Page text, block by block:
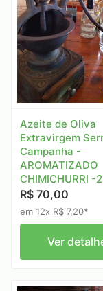
Azeite de Oliva
Extravirgem
Campanha -
AROMATIZADO
CHIMICHURRI -
R$ 70,00
em 12x R$ 7,20*
Ver